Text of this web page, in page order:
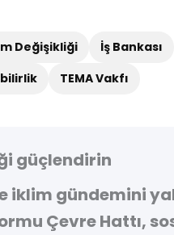
Değişikliği İş Bankası
TEMA Vakfı
güçlendirin
iklim gündemini
Çevre Hattı,